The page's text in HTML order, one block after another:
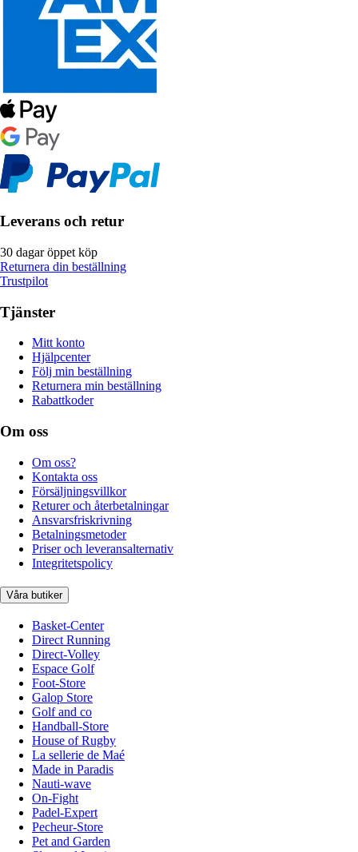
Leverans och retur
30 dagar öppet köp
Returnera din beställning
Trustpilot
Tjänster
Mitt konto
Hjälpcenter
Följ min beställning
Returnera min beställning
Rabattkoder
Om oss
Om oss?
Kontakta oss
Försäljningsvillkor
Returer och återbetalningar
Ansvarsfriskrivning
Betalningsmetoder
Priser och leveransalternativ
Integritetspolicy
Våra butiker
Basket-Center
Direct Running
Direct-Volley
Espace Golf
Foot-Store
Galop Store
Golf and co
Handball-Store
House of Rugby
La sellerie de Maé
Made in Paradis
Nauti-wave
On-Fight
Padel-Expert
Pecheur-Store
Pet and Garden